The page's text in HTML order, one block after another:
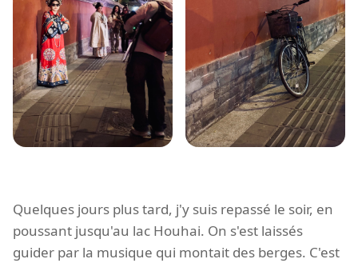
Quelques jours plus tard, j'y suis repassé le soir, en
poussant jusqu'au lac Houhai. On s'est laissés
guider par la musique qui montait des berges. C'est